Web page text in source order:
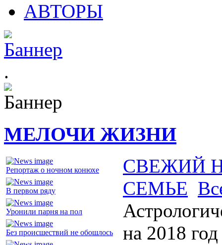
АВТОРЫ
.
МЕЛОЧИ ЖИЗНИ
Репортаж о ночном конюхе
В первом ряду
Уронили парня на пол
Без происшествий не обошлось
СВЕЖИЙ
СЕМЬЕ
на 2018 год